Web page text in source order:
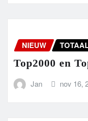
NIEUW
Top2000 en
Jan nov 16,